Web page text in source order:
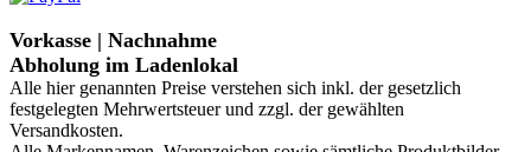
Vorkasse | Nachnahme
Abholung im Ladenlokal
Alle hier genannten Preise verstehen sich inkl. der gesetzlich
festgelegten Mehrwertsteuer und zzgl. der gewählten
Versandkosten.